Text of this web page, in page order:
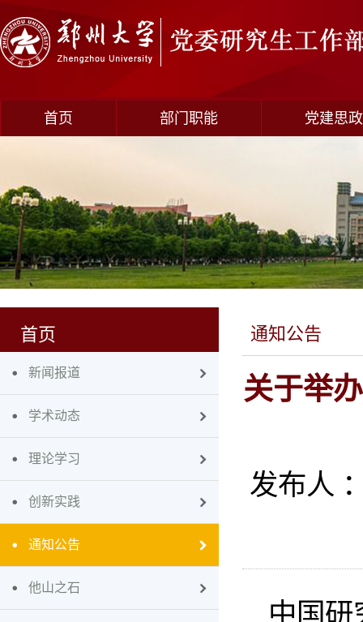
首页 部门职能 党建思政
首页
新闻报道
学术动态
理论学习
创新实践
通知公告
他山之石
通知公告
关于举
发布人
中国研